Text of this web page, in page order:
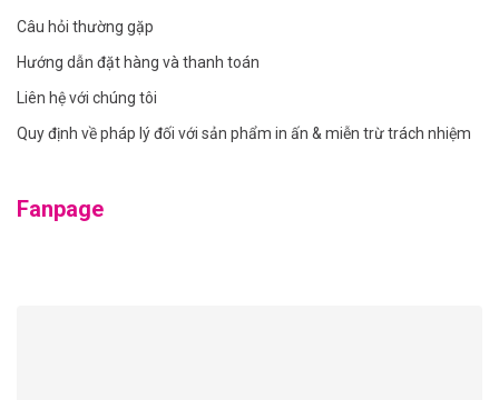
Câu hỏi thường gặp
Hướng dẫn đặt hàng và thanh toán
Liên hệ với chúng tôi
Quy định về pháp lý đối với sản phẩm in ấn & miễn trừ trách nhiệm
Fanpage